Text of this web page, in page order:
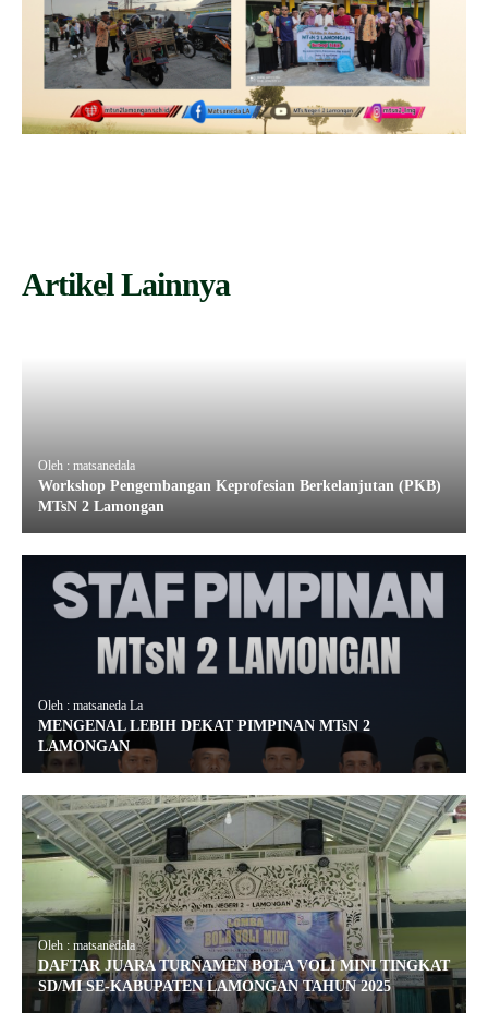
Artikel Lainnya
Oleh : matsanedala
Workshop Pengembangan Keprofesian Berkelanjutan (PKB)
MTsN 2 Lamongan
Oleh : matsaneda La
MENGENAL LEBIH DEKAT PIMPINAN MTsN 2
LAMONGAN
Oleh : matsanedala
DAFTAR JUARA TURNAMEN BOLA VOLI MINI TINGKAT
SD/MI SE-KABUPATEN LAMONGAN TAHUN 2025